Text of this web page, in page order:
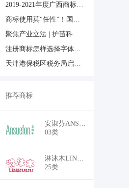
2019-2021年度广西商标品牌奖励补助申报工作的通知
商标使用莫“任性”！国家知识产权局新规详解，这些红线千万别碰
聚焦产业立法 | 护苗科技参加《巴马香猪产业保护条例》修订调研座谈
注册商标怎样选择字体？商标字体侵权怎么办？
天津港保税区税务局启动“护苗促发展 税务在行动”百日行动
推荐商标
安淑芬ANSUEFON
03类
￥18,700
淋沐木LINMUMU
25类
￥16,500